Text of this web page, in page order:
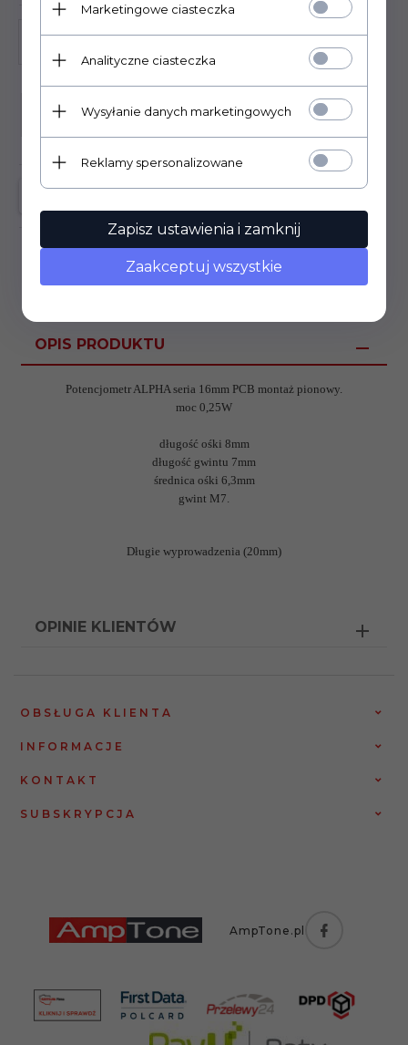
KUP TERAZ!
OPIS PRODUKTU
Potencjometr ALPHA seria 16mm PCB montaż pionowy.
moc 0,25W
długość ośki 8mm
długość gwintu 7mm
średnica ośki 6,3mm
gwint M7.
Długie wyprowadzenia (20mm)
OPINIE KLIENTÓW
OBSŁUGA KLIENTA
INFORMACJE
KONTAKT
SUBSKRYPCJA
AmpTone.pl
Marketingowe ciasteczka
Analityczne ciasteczka
Wysyłanie danych marketingowych
Reklamy spersonalizowane
Zapisz ustawienia i zamknij
Zaakceptuj wszystkie